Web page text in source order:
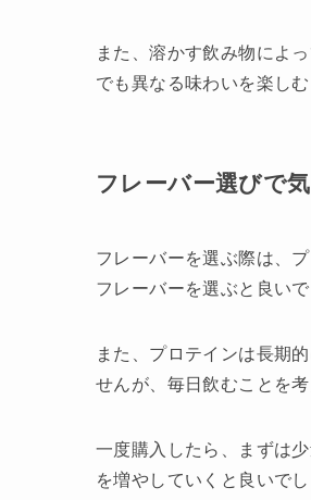
また、溶かす飲み物によ
でも異なる味わいを楽し
フレーバー選びで
フレーバーを選ぶ際は、
フレーバーを選ぶと良い
また、プロテインは長期
せんが、毎日飲むことを
一度購入したら、まずは
を増やしていくと良いでし